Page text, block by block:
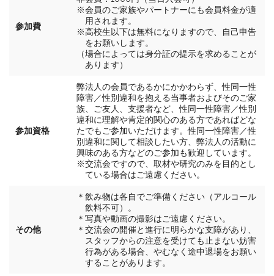
参加費
※会員のご家族やパートナーにも会員料金が適
用されます。
※高校生以下は無料になりますので、自己申告
をお願いします。
（場合によっては身分証の提示を求めることが
あります）
参加資格
弊法人の会員であるかにかかわらず、性同一性
障害／性別違和を抱える当事者およびそのご家
族、ご友人、支援者など、性同一性障害／性別
違和に理解や肯定的関心のある方であればどな
たでもご参加いただけます。性同一性障害／性
別違和に関して相談したい方、弊法人の活動に
興味のある方などのご参加も歓迎しています。
※交流会ですので、取材や研究のみを目的とし
ている場合はご遠慮ください。
その他
＊飲み物は各自でご準備ください（アルコール
飲料不可）。
＊写真や動画の撮影はご遠慮ください。
＊交流会の開催と進行に明らかな支障があり、
スタッフからの注意を受けても止まない妨害
行為がある場合、やむなく途中退場をお願い
することがあります。